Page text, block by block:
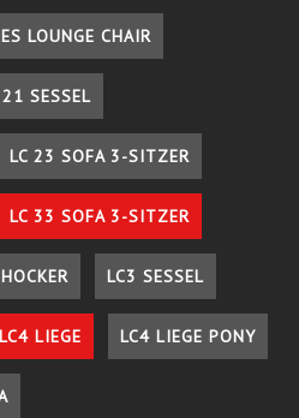
LOUNGE CHAIR
21 SESSEL
LC 23 SOFA 3-SITZER
LC 33 SOFA 3-SITZER
LC3 SESSEL
LC4 LIEGE LC4 LIEGE PONY